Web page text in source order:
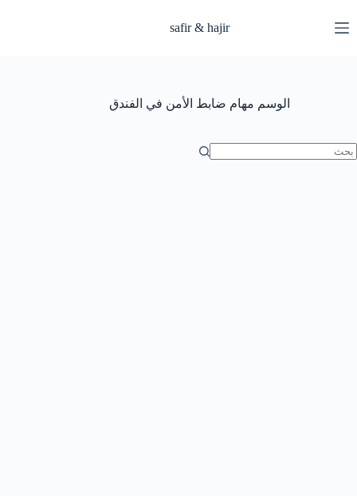
إلى
المحتوى
safir & hajir
الوسم مهام ضابط الأمن في الفندق